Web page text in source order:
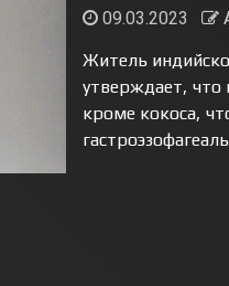
09.03.2023
Житель
утверждает, что
кроме кокоса,